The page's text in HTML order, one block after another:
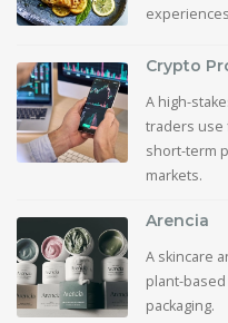
Crypto
A high-
traders use
short-term
markets.
Arencia
A skincare
plant-
packaging.